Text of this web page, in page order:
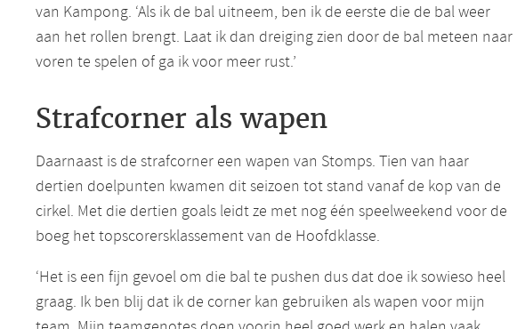
van Kampong. ‘Als ik de bal uitneem, ben ik de eerste die de bal weer
aan het rollen brengt. Laat ik dan dreiging zien door de bal meteen naar
voren te spelen of ga ik voor meer rust.’
Strafcorner als wapen
Daarnaast is de strafcorner een wapen van Stomps. Tien van haar
dertien doelpunten kwamen dit seizoen tot stand vanaf de kop van de
cirkel. Met die dertien goals leidt ze met nog één speelweekend voor de
boeg het topscorersklassement van de Hoofdklasse.
‘Het is een fijn gevoel om die bal te pushen dus dat doe ik sowieso heel
graag. Ik ben blij dat ik de corner kan gebruiken als wapen voor mijn